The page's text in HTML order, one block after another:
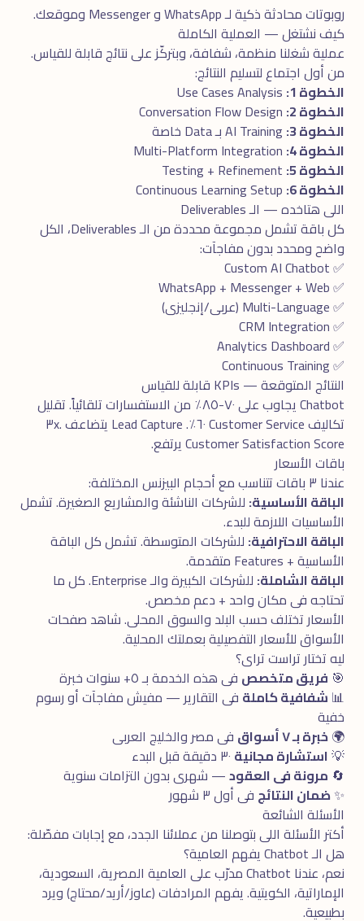
روبوتات محادثة ذكية لـ WhatsApp و Messenger وموقعك.
كيف نشتغل — العملية الكاملة
عملية شغلنا منظمة، شفافة، وبتركّز على نتائج قابلة للقياس.
من أول اجتماع لتسليم النتائج:
الخطوة 1:
الخطوة 2:
الخطوة 3:
الخطوة 4:
الخطوة 5:
الخطوة 6:
اللى هتاخده — الـ Deliverables
كل باقة تشمل مجموعة محددة من الـ Deliverables، الكل
واضح ومحدد بدون مفاجآت:
✅ Custom AI Chatbot
✅ WhatsApp + Messenger + Web
✅ Multi-Language (عربى/إنجليزى)
✅ CRM Integration
✅ Analytics Dashboard
✅ Continuous Training
النتائج المتوقعة — KPIs قابلة للقياس
Chatbot يجاوب على ٧٠-٨٥٪ من الاستفسارات تلقائياً. تقليل
تكاليف Customer Service ٦٠٪. Lead Capture يتضاعف ٣x.
Customer Satisfaction Score يرتفع.
باقات الأسعار
عندنا ٣ باقات تتناسب مع أحجام البيزنس المختلفة:
الباقة الأساسية: للشركات الناشئة والمشاريع الصغيرة. تشمل
الأساسيات اللازمة للبدء.
الباقة الاحترافية: للشركات المتوسطة. تشمل كل الباقة
الأساسية + Features متقدمة.
الباقة الشاملة:
للشركات الكبيرة والـ Enterprise. كل ما
تحتاجه فى مكان واحد + دعم مخصص.
الأسعار تختلف حسب البلد والسوق المحلى. شاهد صفحات
الأسواقللأسعار التفصيلية بعملتك المحلية.
ليه تختار تراست تراى؟
🎯 فريق متخصص فى هذه الخدمة بـ ٥+ سنوات خبرة
📊 شفافية كاملة فى التقارير — مفيش مفاجآت أو رسوم
خفية
🌍خبرة بـ ٧ أسواق
فى مصر والخليج العربى
💡استشارة مجانية
🔄 مرونة فى العقود— شهرى بدون التزامات سنوية
✨ضمان النتائج فى أول ٣ شهور
الأسئلة الشائعة
أكتر الأسئلة اللى بتوصلنا من عملائنا الجدد، مع إجابات مفصّلة:
هل الـ Chatbot يفهم العامية؟
نعم، عندنا Chatbot مدرّب على العامية المصرية، السعودية،
الإماراتية، الكويتية. يفهم المرادفات (عاوز/أريد/محتاج) ويرد
بطبيعية.